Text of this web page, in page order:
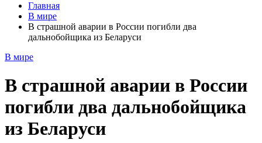
Главная
В мире
В страшной аварии в России погибли два
дальнобойщика из Беларуси
В мире
В страшной аварии в России
погибли два дальнобойщика
из Беларуси